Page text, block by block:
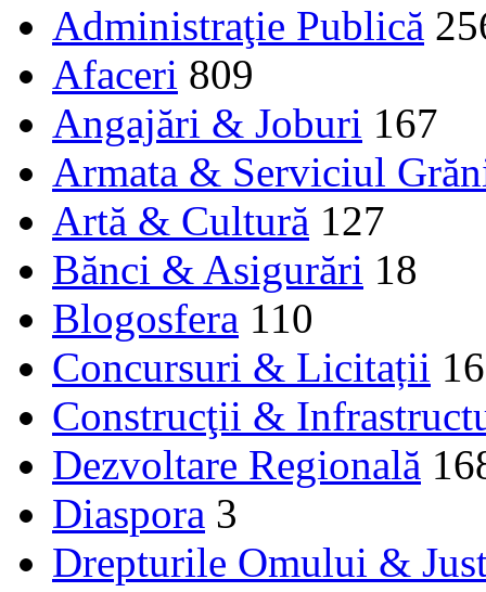
Administraţie Publică
Afaceri 809
Angajări & Joburi 167
Armata & Serviciul
Artă & Cultură 127
Bănci & Asigurări 18
Blogosfera 110
Concursuri & Licitații 16
Construcţii &
Dezvoltare Regională
Diaspora 3
Drepturile Omului &